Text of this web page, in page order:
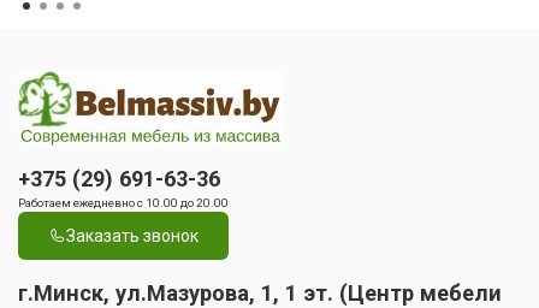
+375 (29) 691-63-36
Работаем ежедневно с 10.00 до 20.00
Заказать звонок
г.Минск, ул.Мазурова, 1, 1 эт. (Центр мебели